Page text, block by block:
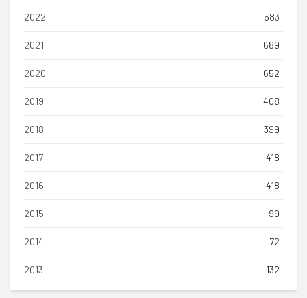
2022 583
2021 689
2020 652
2019 408
2018 399
2017 418
2016 418
2015 99
2014 72
2013 132